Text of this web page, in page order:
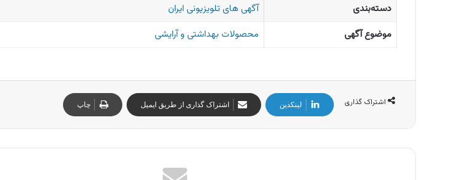
دسته‌بندی
آگهی های تلویزیونی ایران
موضوع آگهی
محصولات بهداشتی و آرایشی
اشتراک گذاری لینکدین اشتراک گذاری از طریق ایمیل چاپ